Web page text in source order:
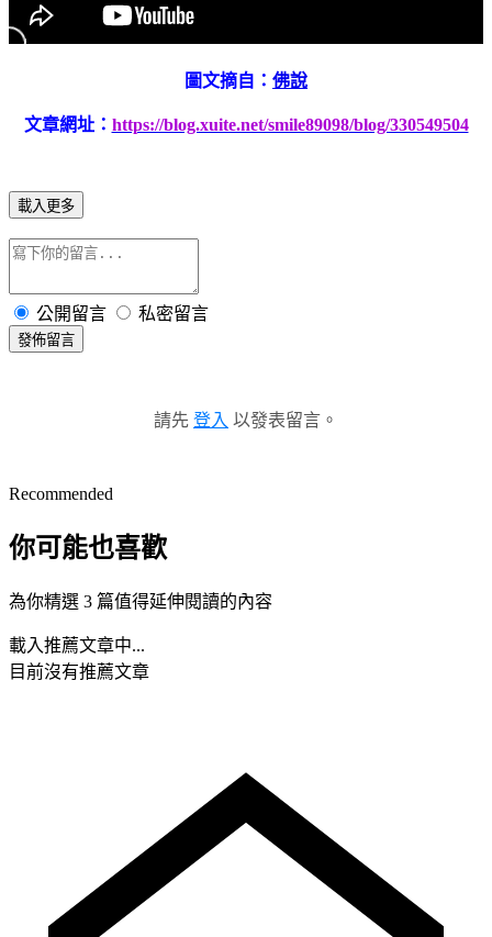
圖文摘自： 佛說
文章網址： https://blog.xuite.net/smile89098/blog/330549504
載入更多
公開留言 私密留言
發佈留言
請先 登入 以發表留言。
Recommended
你可能也喜歡
為你精選 3 篇值得延伸閱讀的內容
載入推薦文章中...
目前沒有推薦文章